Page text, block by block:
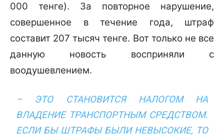
000 тенге). За повторное нарушение,
совершенное в течение года, штраф
составит 207 тысяч тенге. Вот только не все
данную новость восприняли с
воодушевлением.
– ЭТО СТАНОВИТСЯ НАЛОГОМ НА
ВЛАДЕНИЕ ТРАНСПОРТНЫМ СРЕДСТВОМ.
ЕСЛИ БЫ ШТРАФЫ БЫЛИ НЕВЫСОКИЕ, ТО